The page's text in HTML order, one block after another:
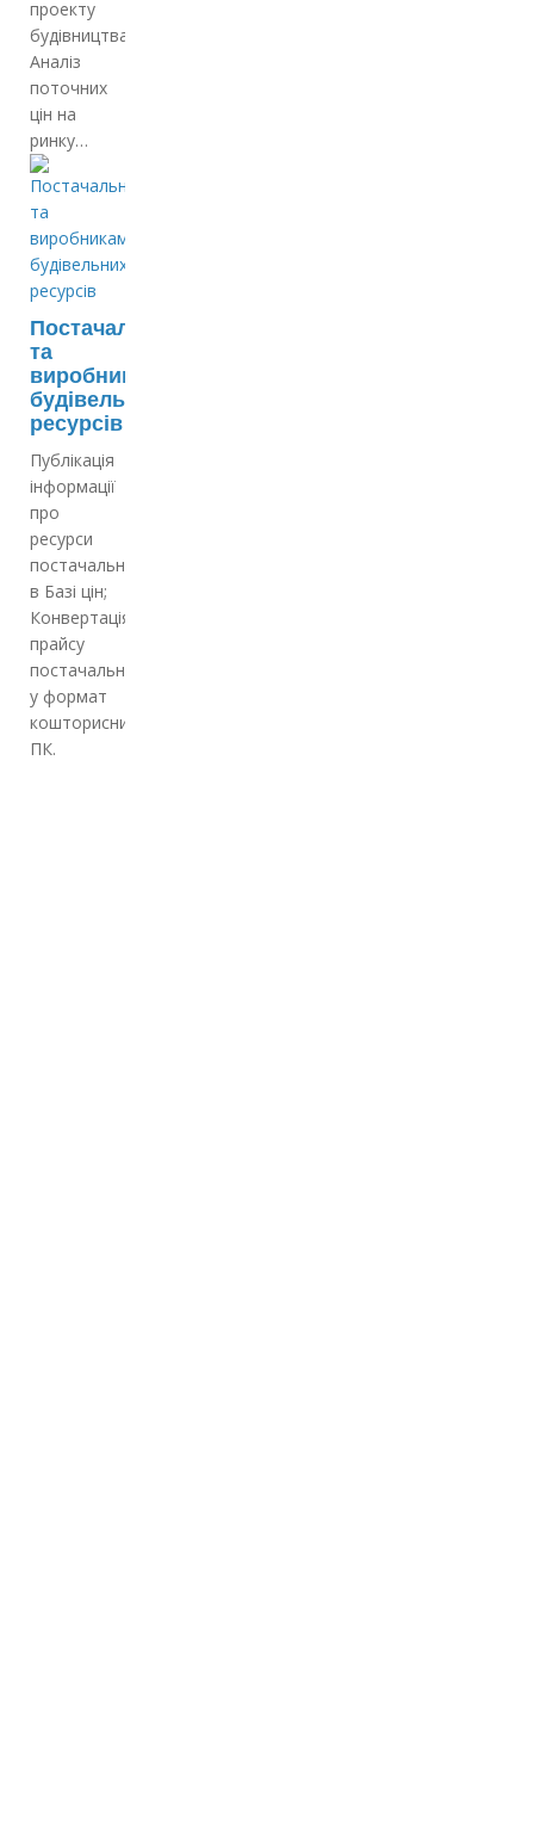
проекту
будівництва;
Аналіз
поточних
цін на
ринку…
Постачальникам
та
виробникам
будівельних
ресурсів
Публікація
інформації
про
ресурси
постачальника
в Базі цін;
Конвертація
прайсу
постачальника
у формат
кошторисних
ПК.